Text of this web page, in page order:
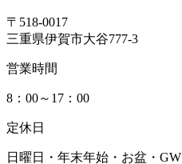
〒518-0017
三重県伊賀市大谷777-3
営業時間
8：00～17：00
定休日
日曜日・年末年始・お盆・GW